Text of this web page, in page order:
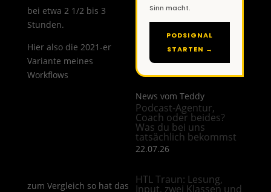
bei etwa 2 1/2 bis 3
Stunden.
Hier also die 2021-er
Variante meines
Workflows
zum Vergleich so hat das
Sinn macht.
PODSIGNAL
STARTEN →
News vom Teddy
Podcast-Agentur,
Coach oder beides?
Was du bei uns
tatsächlich bekommst
22.07.26
HTL Traun: Lesung,
Input, zwei Klassen und